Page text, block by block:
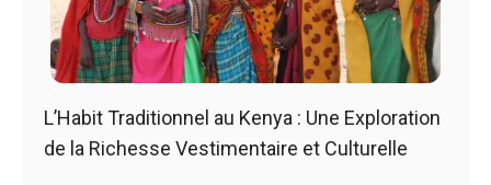
L’Habit Traditionnel au Kenya : Une Exploration
de la Richesse Vestimentaire et Culturelle